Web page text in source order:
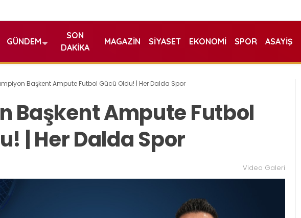
GÜNDEM
SON
DAKIKA
MAGAZIN SIYASET EKONOMI SPOR ASAYIŞ
Başkent Ampute Futbol Gücü Oldu! | Her Dalda Spor
Başkent Ampute Futbol
| Her Dalda Spor
Video Galeri